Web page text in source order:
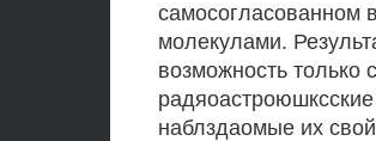
самосогласованном
молекулами.
возможность только
наблздаомые их